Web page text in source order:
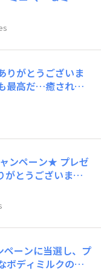
いただきまし
にピッタリのサン
のでうれしいです
知れたので来年は
！ 皆様、良いお年
りがとうございま
最高だ…癒されま
のもったいない
ーン★ プレゼ
がとうございま
インシャンプーは
なっていました。
りますね💕
ーンに当選し、プ